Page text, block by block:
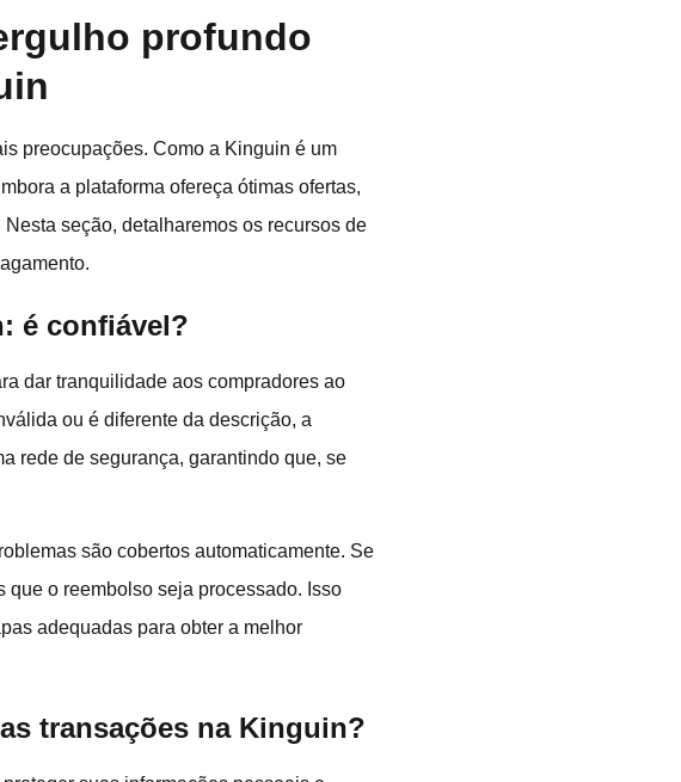
profundo
preocupações. Como a Kinguin é um
a plataforma ofereça ótimas ofertas,
seção, detalharemos os recursos de
é confiável?
dar tranquilidade aos compradores ao
ou é diferente da descrição, a
rede de segurança, garantindo que, se
são cobertos automaticamente. Se
que o reembolso seja processado. Isso
adequadas para obter a melhor
transações na Kinguin?